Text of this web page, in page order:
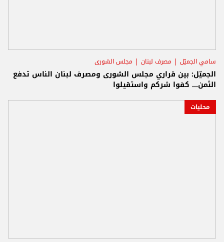
سامي الجميّل مصرف لبنان مجلس الشورى
الجميّل: بين قراري مجلس الشورى ومصرف لبنان الناس تدفع
الثمن... كفوا شركم واستقيلوا
محليات